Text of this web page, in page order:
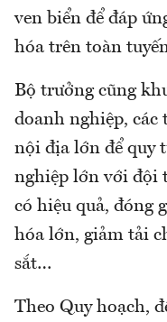
ven biển để đáp
hóa trên toàn
Bộ trưởng cũng
doanh nghiệp, các
nội địa lớn để quy
nghiệp lớn với đội
có hiệu quả, đóng
hóa lớn, giảm tải
sắt…
Theo Quy hoạch,